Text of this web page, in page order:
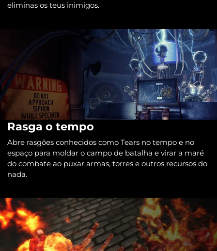
eliminas os teus inimigos.
Rasga o tempo
Abre rasgões conhecidos como Tears no tempo e no
espaço para moldar o campo de batalha e virar a maré
do combate ao puxar armas, torres e outros recursos do
nada.